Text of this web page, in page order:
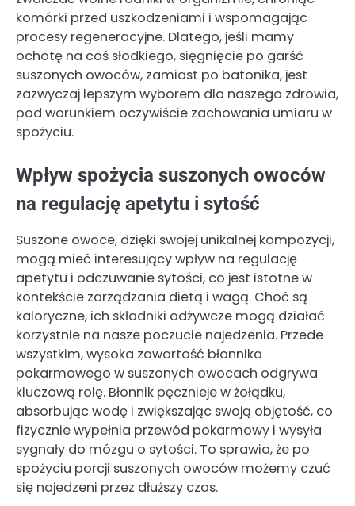
komórki przed uszkodzeniami i wspomagając
procesy regeneracyjne. Dlatego, jeśli mamy
ochotę na coś słodkiego, sięgnięcie po garść
suszonych owoców, zamiast po batonika, jest
zazwyczaj lepszym wyborem dla naszego zdrowia,
pod warunkiem oczywiście zachowania umiaru w
spożyciu.
Wpływ spożycia suszonych owoców
na regulację apetytu i sytość
Suszone owoce, dzięki swojej unikalnej kompozycji,
mogą mieć interesujący wpływ na regulację
apetytu i odczuwanie sytości, co jest istotne w
kontekście zarządzania dietą i wagą. Choć są
kaloryczne, ich składniki odżywcze mogą działać
korzystnie na nasze poczucie najedzenia. Przede
wszystkim, wysoka zawartość błonnika
pokarmowego w suszonych owocach odgrywa
kluczową rolę. Błonnik pęcznieje w żołądku,
absorbując wodę i zwiększając swoją objętość, co
fizycznie wypełnia przewód pokarmowy i wysyła
sygnały do mózgu o sytości. To sprawia, że po
spożyciu porcji suszonych owoców możemy czuć
się najedzeni przez dłuższy czas.